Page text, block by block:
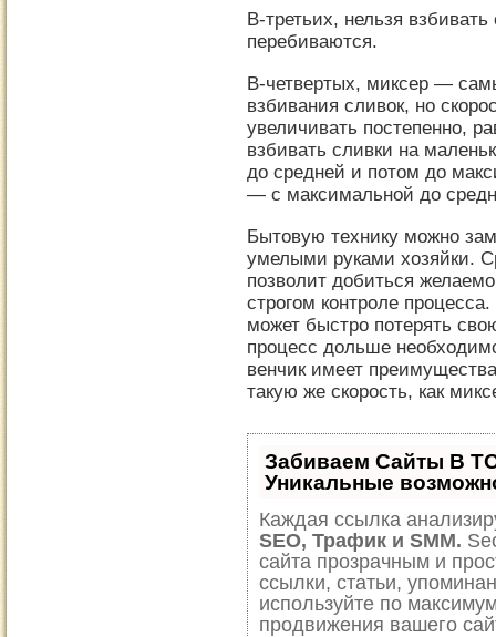
В-третьих, нельзя
перебиваются.
В-четвертых, миксер —
взбивания сливок, но
увеличивать постепенно,
взбивать сливки на
до средней и потом до
— с максимальной до
Бытовую технику можно
умелыми руками хозяйки.
позволит добиться
строгом контроле
может быстро потерять
процесс дольше
венчик имеет
такую же скорость, как
Забиваем Сайты В
Уникальные
Каждая ссылка
SEO, Трафик и SMM.
сайта прозрачным и
ссылки, статьи,
используйте по
продвижения вашего